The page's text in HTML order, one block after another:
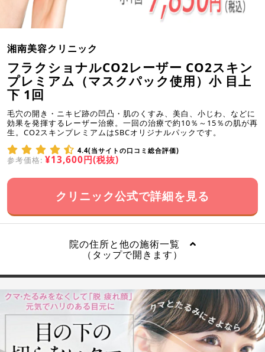
湘南美容クリニック
フラクショナルCO2レーザー CO2スキン
プレミアム（マスクパック使用）小 目上
下 1回
毛穴の開き・ニキビ跡の凹凸・肌のくすみ、美白、小じわ、などに
効果を発揮するレーザー治療。一回の治療で約10％～15％の肌が再
生。CO2スキンプレミアムはSBCオリジナルパックです。
4.4(当サイトの口コミ総合評価)
参考価格: ¥13,600円(税抜)
クリニック公式で詳細を見る
院の住所と他の施術一覧
（タップで開きます）